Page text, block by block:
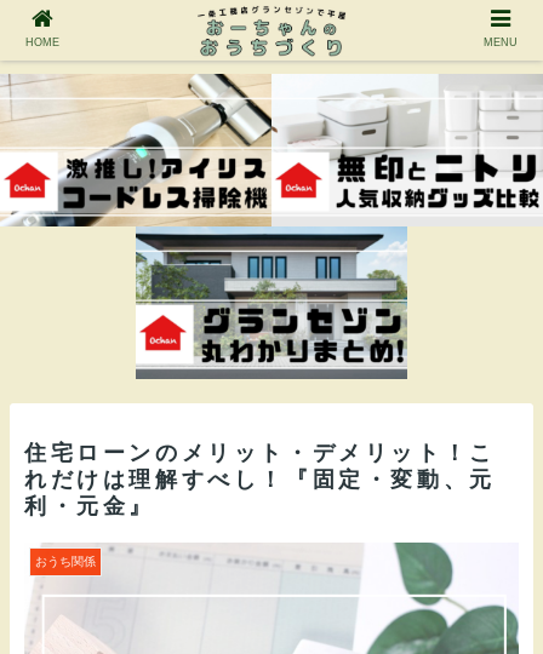
住宅ローンのメリット・デメリット！こ
れだけは理解すべし！『固定・変動、元
利・元金』
おうち関係
HOME MENU